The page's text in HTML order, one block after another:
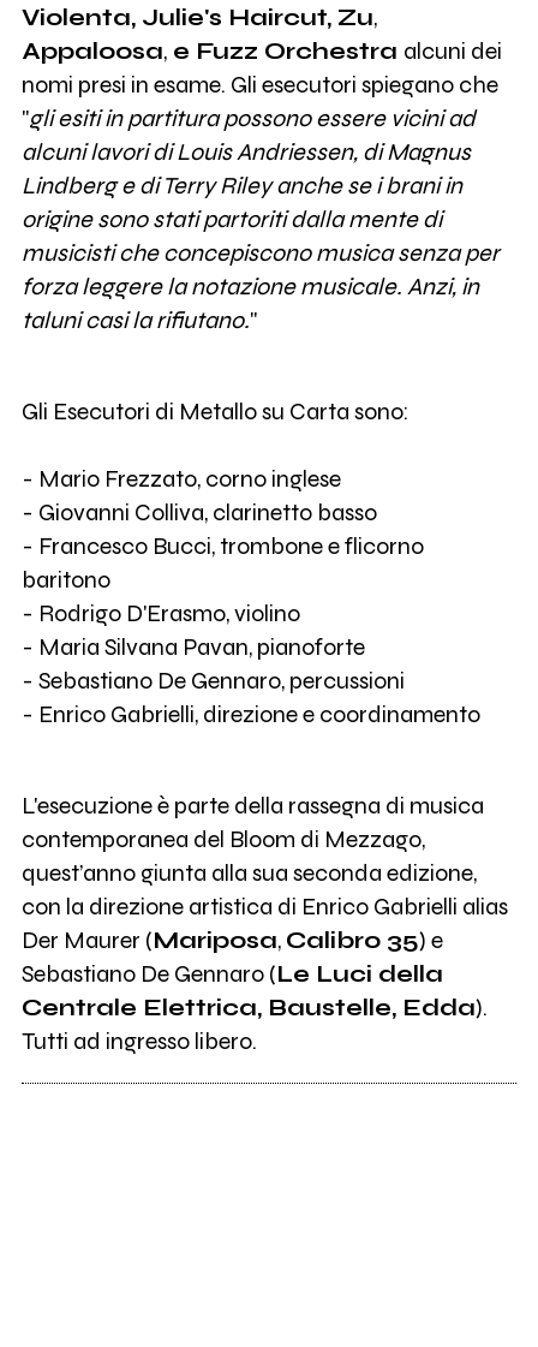
Violenta, Julie's Haircut, Zu,
Appaloosa,e Fuzz Orchestra alcuni dei
nomi presi in esame. Gli esecutori spiegano che
"gli esiti in partitura possono essere vicini ad
alcuni lavori di Louis Andriessen, di Magnus
Lindberg e di Terry Riley anche se i brani in
origine sono stati partoriti dalla mente di
musicisti che concepiscono musica senza per
forza leggere la notazione musicale. Anzi, in
taluni casi la rifiutano."
Gli Esecutori di Metallo su Carta sono:
- Mario Frezzato, corno inglese
- Giovanni Colliva, clarinetto basso
- Francesco Bucci, trombone e flicorno
baritono
- Rodrigo D'Erasmo, violino
- Maria Silvana Pavan, pianoforte
- Sebastiano De Gennaro, percussioni
- Enrico Gabrielli, direzione e coordinamento
L'esecuzione è parte della rassegna di musica
contemporanea del Bloom di Mezzago,
quest’anno giunta alla sua seconda edizione,
con la direzione artistica di Enrico Gabrielli alias
Der Maurer (Mariposa, Calibro 35) e
Sebastiano De Gennaro (Le Luci della
Centrale Elettrica, Baustelle, Edda).
Tutti ad ingresso libero.